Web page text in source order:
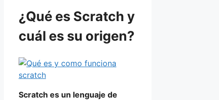
¿Qué es Scratch y
cuál es su origen?
Scratch es un lenguaje de